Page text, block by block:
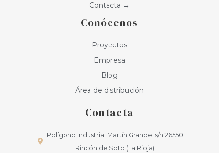
Contacta →
Conócenos
Proyectos
Empresa
Blog
Área de distribución
Contacta
Polígono Industrial Martín Grande, s/n 26550
Rincón de Soto (La Rioja)